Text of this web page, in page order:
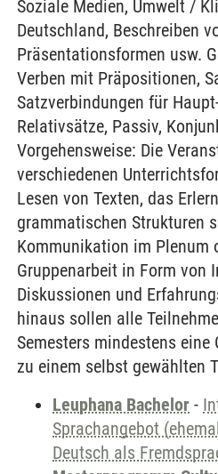
Soziale Medien, Umwelt /
Deutschland, Beschreiben
Präsentationsformen usw.
Verben mit Präpositionen,
Satzverbindungen für
Relativsätze, Passiv,
Vorgehensweise: Die
verschiedenen
Lesen von Texten, das
grammatischen Strukturen
Kommunikation im Plenum
Gruppenarbeit in Form von
Diskussionen und
hinaus sollen alle
Semesters mindestens
zu einem selbst gewählten
Leuphana Bachelor -
Sprachangebot
Deutsch als